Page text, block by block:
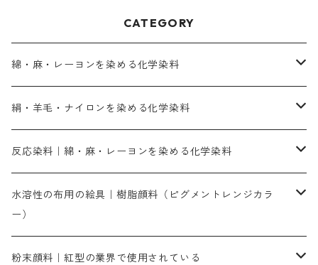
CATEGORY
綿・麻・レーヨンを染める化学染料
直接染料－染色手順が簡単
人気のおすすめ直接染料
染色に必要な薬品類
絹・羊毛・ナイロンを染める化学染料
お買い得品
染料一覧
人気のおすすめ染料
染色に必要な薬品類
反応染料｜綿・麻・レーヨンを染める化学染料
お勧めの3原色（赤・青・黄色）
お勧め｜スミフィックス～
3原色以外の色目
水溶性の布用の絵具｜樹脂顔料（ピグメントレンジカラ
ー）
ネオカラー（色）
粉末顔料｜紅型の業界で使用されている